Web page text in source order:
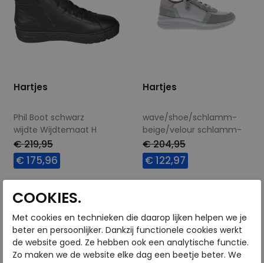
Hartjes
Phil Boot schwarz
wijdte Wijdtemaat H
€ 219,95
€ 175,96
Beschikbare maten
5 5,5 7,5
9
Hartjes
wave/shoe/schlamm-
beige/velour schlamm-
beige
wijdte Wijdtemaat G
€ 204,95
€ 122,97
Beschikbare maten
COOKIES.
Met cookies en technieken die daarop lijken helpen we je
beter en persoonlijker. Dankzij functionele cookies werkt
de website goed. Ze hebben ook een analytische functie.
Zo maken we de website elke dag een beetje beter. We